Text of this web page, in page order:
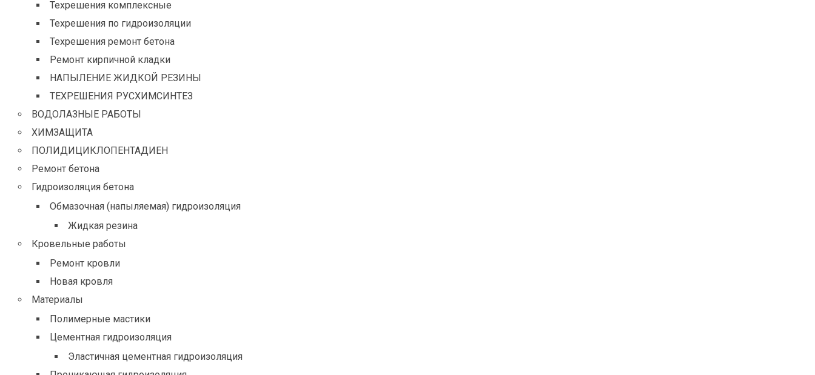
Техрешения комплексные
Техрешения по гидроизоляции
Техрешения ремонт бетона
Ремонт кирпичной кладки
НАПЫЛЕНИЕ ЖИДКОЙ РЕЗИНЫ
ТЕХРЕШЕНИЯ РУСХИМСИНТЕЗ
ВОДОЛАЗНЫЕ РАБОТЫ
ХИМЗАЩИТА
ПОЛИДИЦИКЛОПЕНТАДИЕН
Ремонт бетона
Гидроизоляция бетона
Обмазочная (напыляемая) гидроизоляция
Жидкая резина
Кровельные работы
Ремонт кровли
Новая кровля
Материалы
Полимерные мастики
Цементная гидроизоляция
Эластичная цементная гидроизоляция